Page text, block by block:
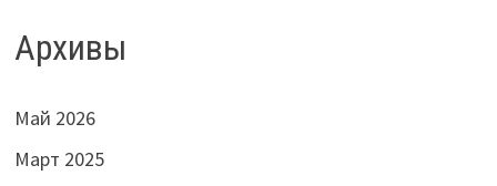
Архивы
Май 2026
Март 2025